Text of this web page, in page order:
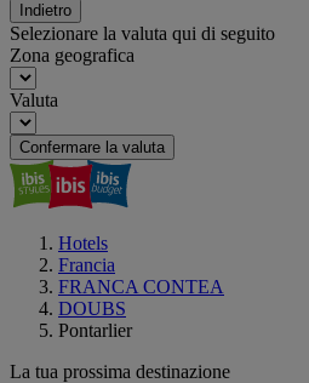
Indietro
Selezionare la valuta qui di seguito
Zona geografica
Valuta
Confermare la valuta
Hotels
Francia
FRANCA CONTEA
DOUBS
Pontarlier
La tua prossima destinazione